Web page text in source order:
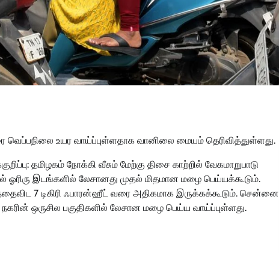
உயர வாய்ப்புள்ளதாக வானிலை மையம் தெரிவித்துள்ளது.
தமிழகம் நோக்கி வீசும் மேற்கு திசை காற்றில் வேகமாறுபாடு
ஓரிரு இடங்களில் லேசானது முதல் மிதமான மழை பெய்யக்கூடும்.
7 டிகிரி ஃபாரன்ஹீட் வரை அதிகமாக இருக்கக்கூடும். சென்னை
ஒருசில பகுதிகளில் லேசான மழை பெய்ய வாய்ப்புள்ளது.